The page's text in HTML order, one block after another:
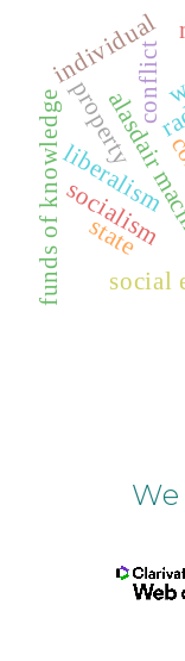
conflict
liberalism
property
socialism
individual
state
social
funds of knowledge